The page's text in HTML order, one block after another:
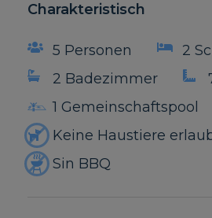
Charakteristisch
5 Personen
2
2 Badezimmer
1 Gemeinschaftspool
Keine Haustiere
Sin BBQ